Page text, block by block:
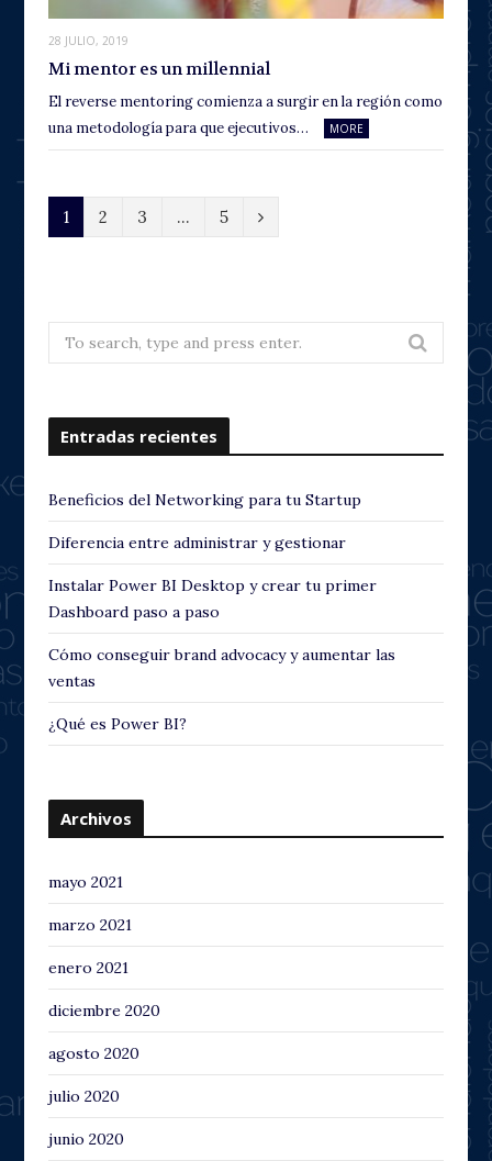
28 JULIO, 2019
Mi mentor es un millennial
El reverse mentoring comienza a surgir en la región como
una metodología para que ejecutivos…
MORE
1 2 3 … 5
N
Search
for:
Entradas recientes
Beneficios del Networking para tu Startup
Diferencia entre administrar y gestionar
Instalar Power BI Desktop y crear tu primer
Dashboard paso a paso
Cómo conseguir brand advocacy y aumentar las
ventas
¿Qué es Power BI?
Archivos
mayo 2021
marzo 2021
enero 2021
diciembre 2020
agosto 2020
julio 2020
junio 2020